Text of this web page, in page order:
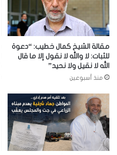
مقالة الشيخ كمال خطيب: “دعوة
للثبات: لا والله لا نقول إلا ما قال
الله لا نقيل ولا نحيد”
منذ أسبوعين